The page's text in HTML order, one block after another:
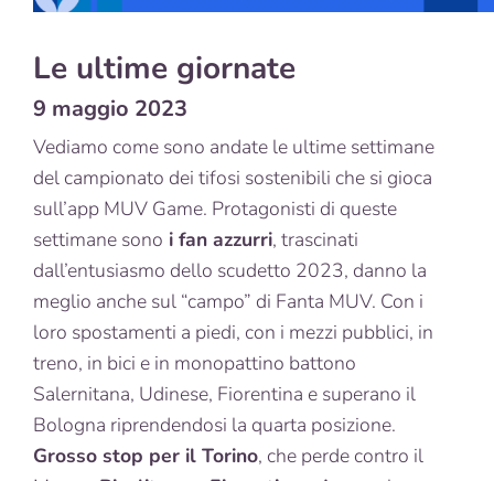
Le ultime giornate
9 maggio 2023
Vediamo come sono andate le ultime settimane
del campionato dei tifosi sostenibili che si gioca
sull’app MUV Game. Protagonisti di queste
settimane sono i fan azzurri, trascinati
dall’entusiasmo dello scudetto 2023, danno la
meglio anche sul “campo” di Fanta MUV. Con i
loro spostamenti a piedi, con i mezzi pubblici, in
treno, in bici e in monopattino battono
Salernitana, Udinese, Fiorentina e superano il
Bologna riprendendosi la quarta posizione.
Grosso stop per il Torino, che perde contro il